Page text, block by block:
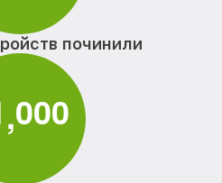
починили
,000